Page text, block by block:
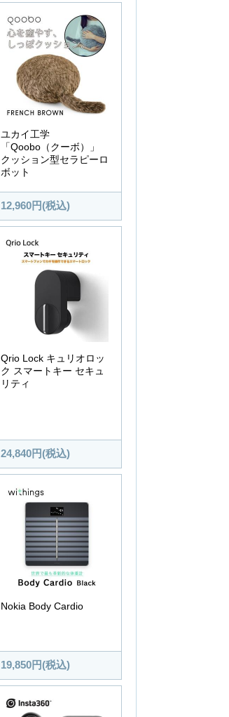
ユカイ工学
「Qoobo（クーボ）」
クッション型セラピーロ
ボット
12,960円(税込)
Qrio Lock キュリオロッ
ク スマートキー セキュ
リティ
24,840円(税込)
Nokia Body Cardio
19,850円(税込)